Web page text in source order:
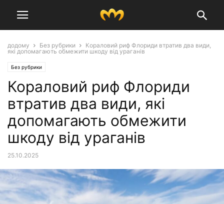
додому Без рубрики
Кораловий риф Флориди втратив два види,
які допомагають обмежити шкоду від ураганів
Без рубрики
Кораловий риф Флориди
втратив два види, які
допомагають обмежити
шкоду від ураганів
25.10.2025